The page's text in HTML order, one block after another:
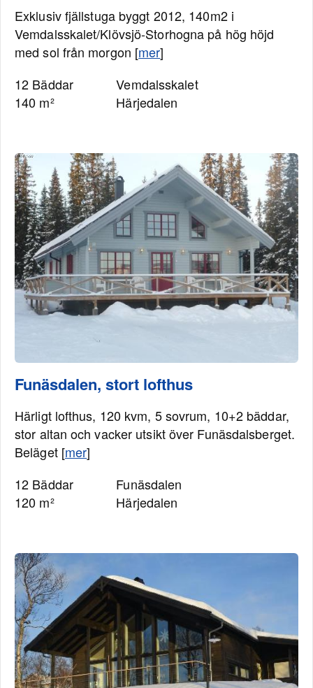
Exklusiv fjällstuga byggt 2012, 140m2 i
Vemdalsskalet/Klövsjö-Storhogna på hög höjd
med sol från morgon [mer]
12 Bäddar
140 m²
Vemdalsskalet
Härjedalen
Funäsdalen, stort lofthus
Härligt lofthus, 120 kvm, 5 sovrum, 10+2 bäddar,
stor altan och vacker utsikt över Funäsdalsberget.
Beläget [mer]
12 Bäddar
120 m²
Funäsdalen
Härjedalen